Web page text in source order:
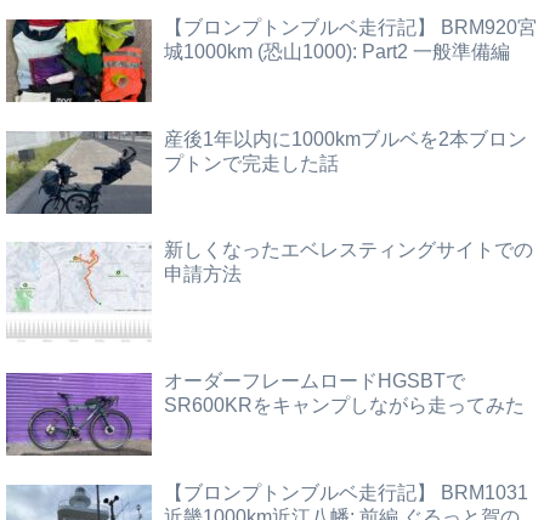
【ブロンプトンブルベ走行記】 BRM920宮
城1000km (恐山1000): Part2 一般準備編
産後1年以内に1000kmブルベを2本ブロン
プトンで完走した話
新しくなったエベレスティングサイトでの
申請方法
オーダーフレームロードHGSBTで
SR600KRをキャンプしながら走ってみた
【ブロンプトンブルベ走行記】 BRM1031